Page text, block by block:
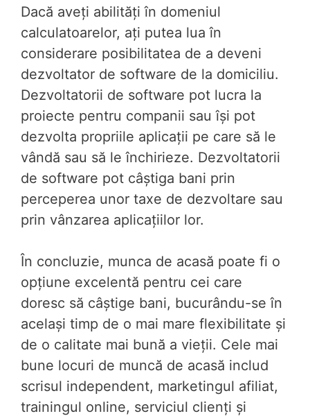
Dacă aveți abilități în domeniul
calculatoarelor, ați putea lua în
considerare posibilitatea de a deveni
dezvoltator de software de la domiciliu.
Dezvoltatorii de software pot lucra la
proiecte pentru companii sau își pot
dezvolta propriile aplicații pe care să le
vândă sau să le închirieze. Dezvoltatorii
de software pot câștiga bani prin
perceperea unor taxe de dezvoltare sau
prin vânzarea aplicațiilor lor.
În concluzie, munca de acasă poate fi o
opțiune excelentă pentru cei care
doresc să câștige bani, bucurându-se în
același timp de o mai mare flexibilitate și
de o calitate mai bună a vieții. Cele mai
bune locuri de muncă de acasă includ
scrisul independent, marketingul afiliat,
trainingul online, serviciul clienți și